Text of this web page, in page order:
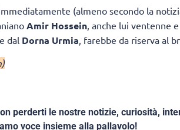
(almeno secondo la
Amir Hossein , anche lui ventenne
dal Dorna Urmia , farebbe da riserva al
perderti le nostre notizie, curiosità,
voce insieme alla pallavolo!